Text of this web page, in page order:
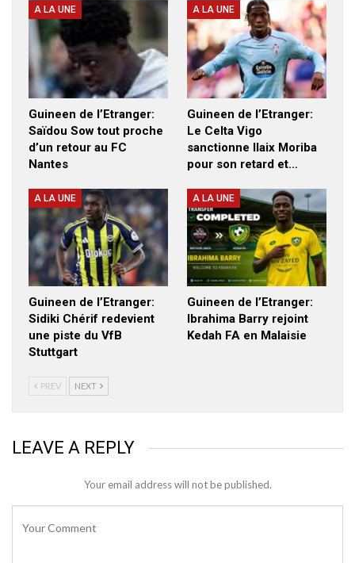
A LA UNE
Guineen de l’Etranger:
Saïdou Sow tout proche
d’un retour au FC
Nantes
A LA UNE
Guineen de l’Etranger:
Le Celta Vigo
sanctionne Ilaix Moriba
pour son retard et…
A LA UNE
Guineen de l’Etranger:
Sidiki Chérif redevient
une piste du VfB
Stuttgart
A LA UNE
Guineen de l’Etranger:
Ibrahima Barry rejoint
Kedah FA en Malaisie
PREV NEXT
LEAVE A REPLY
Your email address will not be published.